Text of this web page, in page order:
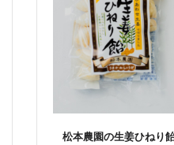
松本農園の生姜ひねり